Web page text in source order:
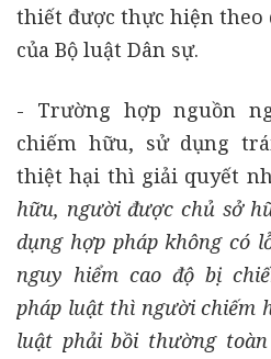
thiết được thực hiện theo
của Bộ luật Dân sự.
- Trường hợp nguồn
chiếm hữu, sử dụng
thiệt hại thì giải quyết
hữu, người được chủ sở
dụng hợp pháp không có
nguy hiểm cao độ bị
pháp luật thì người chiếm
luật phải bồi thường